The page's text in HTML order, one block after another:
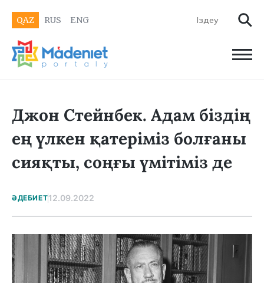
QAZ RUS ENG
Джон Стейнбек. Адам біздің
ең үлкен қатеріміз болғаны
сияқты, соңғы үмітіміз де
ӘДЕБИЕТ12.09.2022